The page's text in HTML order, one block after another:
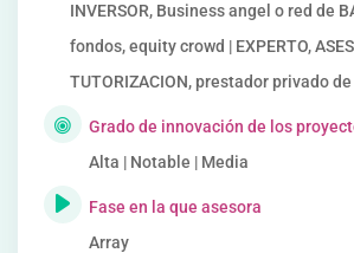
INVERSOR, Business angel o red de
fondos, equity crowd | EXPERTO,
TUTORIZACION, prestador privado
Grado de innovación de los
Alta | Notable | Media
Fase en la que asesora
Array